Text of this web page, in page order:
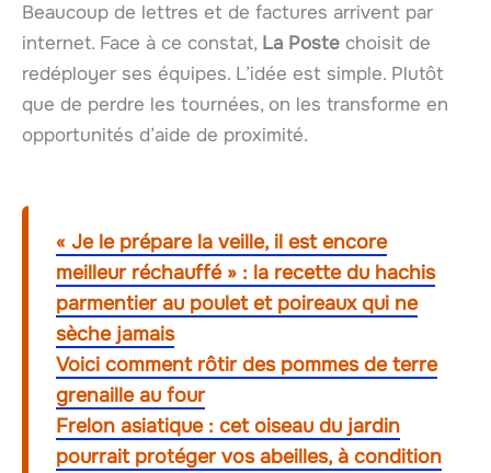
Beaucoup de lettres et de factures arrivent par
internet. Face à ce constat, La Poste choisit de
redéployer ses équipes. L’idée est simple. Plutôt
que de perdre les tournées, on les transforme en
opportunités d’aide de proximité.
« Je le prépare la veille, il est encore
meilleur réchauffé » : la recette du hachis
parmentier au poulet et poireaux qui ne
sèche jamais
Voici comment rôtir des pommes de terre
grenaille au four
Frelon asiatique : cet oiseau du jardin
pourrait protéger vos abeilles, à condition